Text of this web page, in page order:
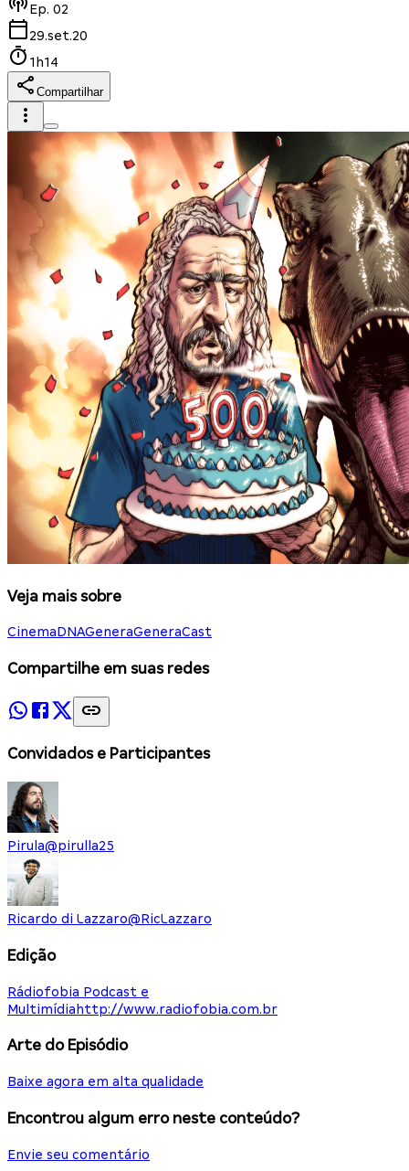
Ep. 02
29.set.20
1h14
Compartilhar
Veja mais sobre
CinemaDNAGeneraGeneraCast
Compartilhe em suas redes
Convidados e Participantes
Pirula@pirulla25
Ricardo di Lazzaro@RicLazzaro
Edição
Rádiofobia Podcast e
Multimídia http://www.radiofobia.com.br
Arte do Episódio
Baixe agora em alta qualidade
Encontrou algum erro neste conteúdo?
Envie seu comentário